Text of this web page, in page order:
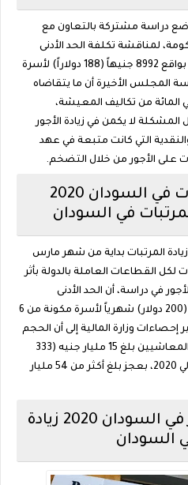
دراسة مشتركة بالتعاون مع
لمناقشة تكلفة الحد الأدنى
للمعيشة والتي حددت في السابق بواقع 8992 جنيهاً (188 دولاراً) لأسرة
المجلس الأخيرة أن ما يتقاضاه
في الدولة لا يغطي 20 في المائة من تكاليف المعيشة،
لا يكمن في زيادة الأجور
التي كانت متبعة في عهد
على الأجور من خلال التضخم.
منشور زيادة المرتبات في السودان 2020
في السودان
المرتبات بداية من شهر مارس
لكل القطاعات العاملة بالدولة بأثر
في دراسة، أن الحد الأدنى
للمعيشة يقدر بنحو 8992 جنيهاً (200 دولار) شهرياً لأسرة مكونة من 6
إحصاءات وزارة المالية إلى أن الحجم
الإجمالي لزيادة مرتبات العاملين والمعاشيين بلغ 15 مليار جنيه (333
مليون دولار) في موازنة العام الحالي 2020، بعجز بلغ أكثر من 54 مليار
تفاصيل زيادة الاجور في السودان 2020 زيادة
السودان